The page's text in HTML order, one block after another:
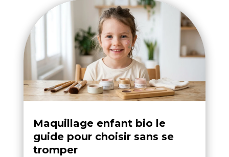
Maquillage enfant bio le
guide pour choisir sans se
tromper